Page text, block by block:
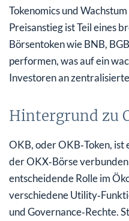
Tokenomics und
Preisanstieg ist Teil eines
Börsentoken wie BNB,
performen, was auf ein
Investoren an
Hintergrund zu
OKB, oder OKB‑Token,
der OKX‑Börse
entscheidende Rolle im
verschiedene
und Governance‑Rechte.